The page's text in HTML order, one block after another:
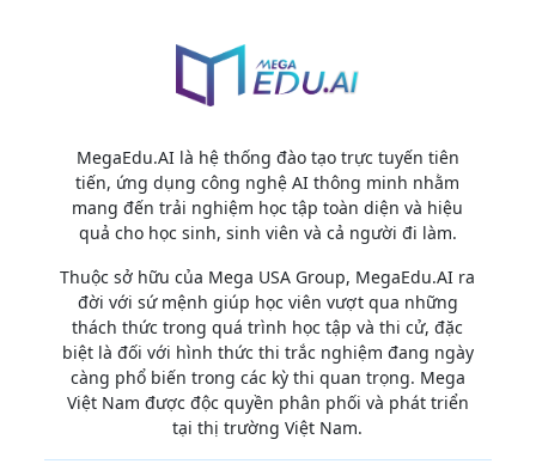
MegaEdu.AI là hệ thống đào tạo trực tuyến tiên
tiến, ứng dụng công nghệ AI thông minh nhằm
mang đến trải nghiệm học tập toàn diện và hiệu
quả cho học sinh, sinh viên và cả người đi làm.
Thuộc sở hữu của Mega USA Group, MegaEdu.AI ra
đời với sứ mệnh giúp học viên vượt qua những
thách thức trong quá trình học tập và thi cử, đặc
biệt là đối với hình thức thi trắc nghiệm đang ngày
càng phổ biến trong các kỳ thi quan trọng. Mega
Việt Nam được độc quyền phân phối và phát triển
tại thị trường Việt Nam.